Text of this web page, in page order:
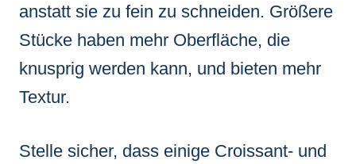
anstatt sie zu fein zu schneiden. Größere
Stücke haben mehr Oberfläche, die
knusprig werden kann, und bieten mehr
Textur.
Stelle sicher, dass einige Croissant- und